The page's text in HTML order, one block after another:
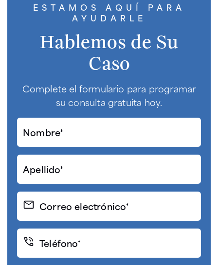
ESTAMOS AQUÍ PARA
AYUDARLE
Hablemos de Su
Caso
Complete el formulario para programar
su consulta gratuita hoy.
Nombre*
(Required)
Apellido*
(Required)
Correo
electrónico
Teléfono*
(Required)